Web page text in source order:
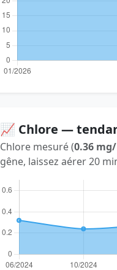
📈 Chlore —
Chlore mesuré (0.36
gêne, laissez aérer 20